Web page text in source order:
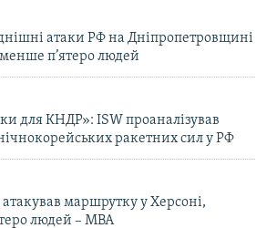
атаки РФ на Дніпропетровщині
п’ятеро людей
для КНДР»: ISW проаналізував
ракетних сил у РФ
маршрутку у Херсоні,
людей – МВА